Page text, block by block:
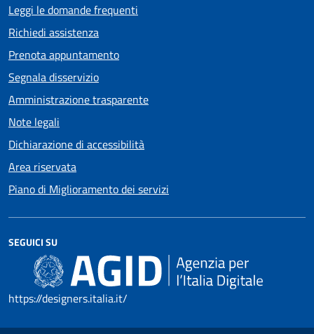
Leggi le domande frequenti
Richiedi assistenza
Prenota appuntamento
Segnala disservizio
Amministrazione trasparente
Note legali
Dichiarazione di accessibilità
Area riservata
Piano di Miglioramento dei servizi
SEGUICI SU
https://designers.italia.it/